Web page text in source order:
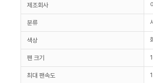
제조회사
분류
색상
팬 크기
최대 팬속도